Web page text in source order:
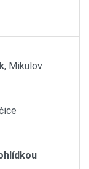
, Mikulov